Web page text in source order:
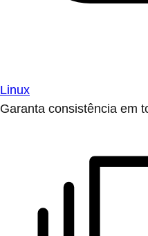
Linux
Garanta consistência em